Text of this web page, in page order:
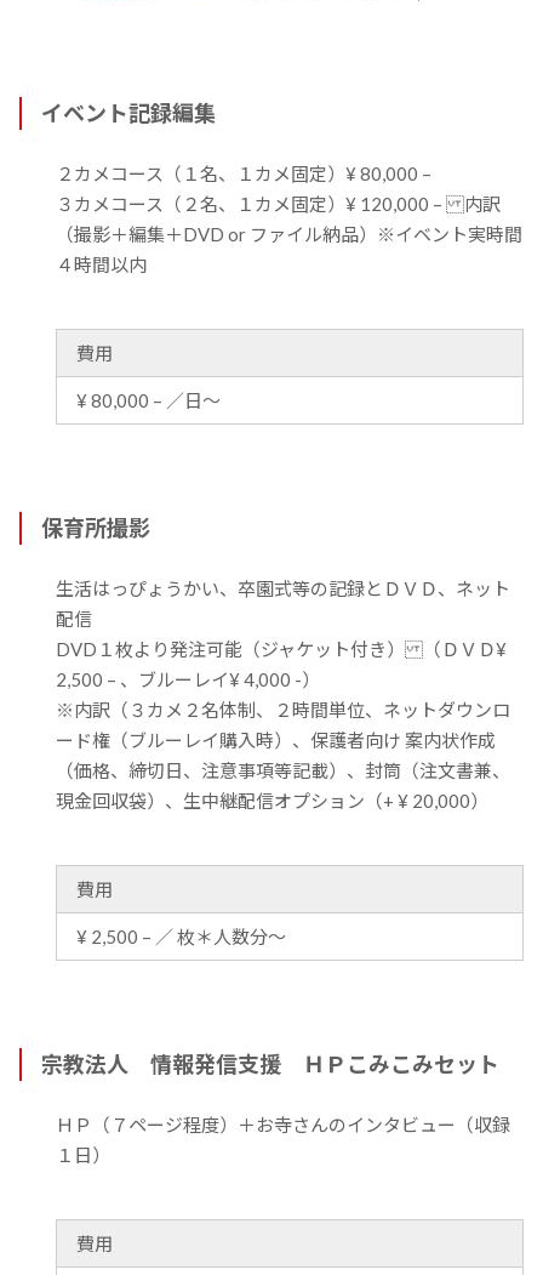
イベント記録編集
２カメコース（１名、１カメ固定）¥ 80,000 –
３カメコース（２名、１カメ固定）¥ 120,000 – 内訳
（撮影＋編集＋DVD or ファイル納品）※イベント実時間
４時間以内
費用
¥ 80,000 – ／日～
保育所撮影
生活はっぴょうかい、卒園式等の記録とＤＶＤ、ネット
配信
DVD１枚より発注可能（ジャケット付き） （ＤＶＤ¥
2,500 – 、ブルーレイ¥ 4,000 -）
※内訳（３カメ２名体制、２時間単位、ネットダウンロ
ード権（ブルーレイ購入時）、保護者向け 案内状作成
（価格、締切日、注意事項等記載）、封筒（注文書兼、
現金回収袋）、生中継配信オプション（+ ¥ 20,000）
費用
¥ 2,500 – ／ 枚＊人数分～
宗教法人 情報発信支援 ＨＰこみこみセット
ＨＰ（７ページ程度）＋お寺さんのインタビュー（収録
１日）
費用